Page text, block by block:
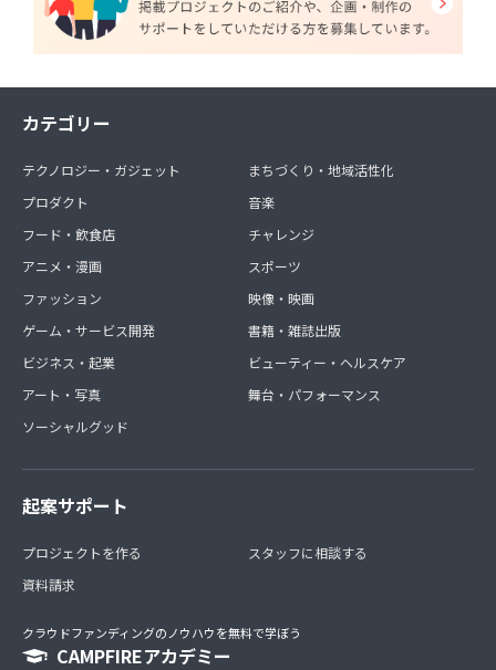
カテゴリー
テクノロジー・ガジェット
プロダクト
フード・飲食店
アニメ・漫画
ファッション
ゲーム・サービス開発
ビジネス・起業
アート・写真
ソーシャルグッド
まちづくり・地域活性化
音楽
チャレンジ
スポーツ
映像・映画
書籍・雑誌出版
ビューティー・ヘルスケア
舞台・パフォーマンス
起案サポート
プロジェクトを作る
資料請求
スタッフに相談する
クラウドファンディングのノウハウを無料で学ぼう
CAMPFIREアカデミー